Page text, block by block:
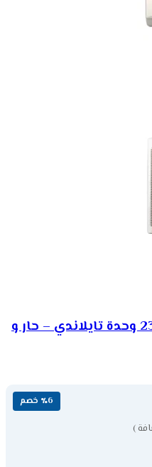
مكيف او جنرال سبليت 23700 وحدة تايلاندي – حار و
٪6 خصم
)